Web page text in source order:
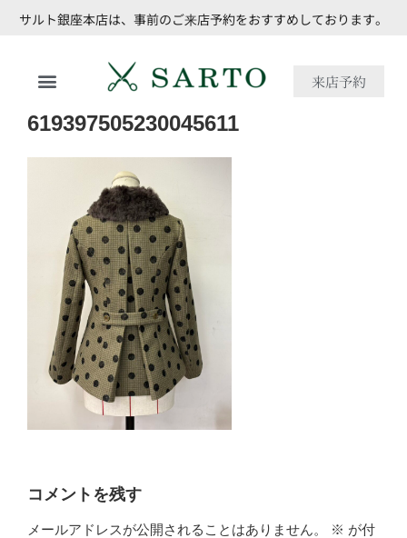
サルト銀座本店は、事前のご来店予約をおすすめしております。
来店予約
619397505230045611
コメントを残す
メールアドレスが公開されることはありません。 ※ が付